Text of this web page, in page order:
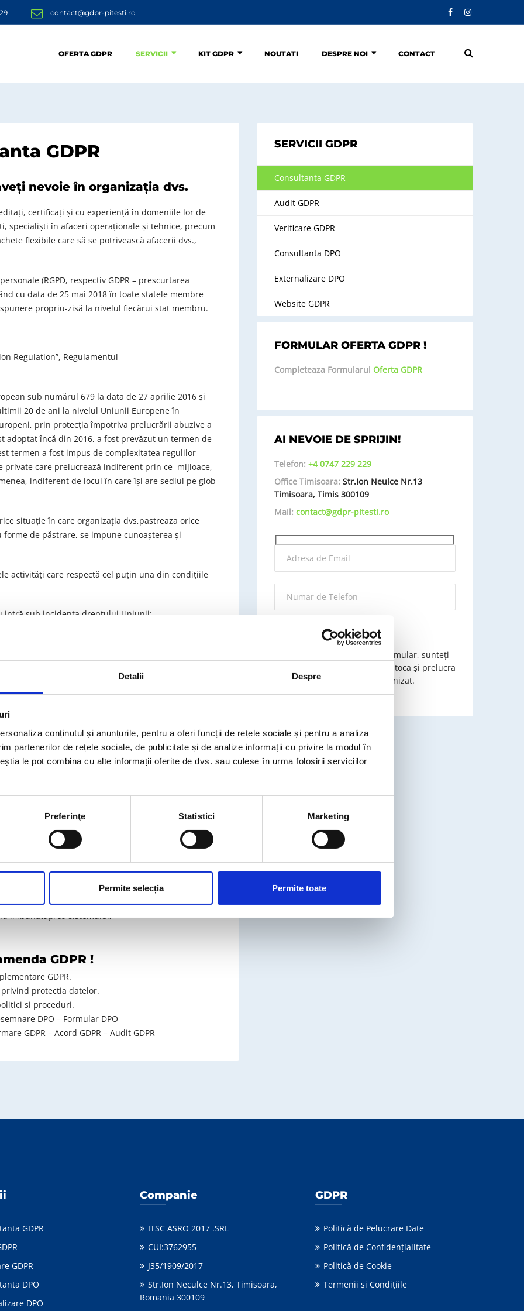
Detalii Despre
conținutul și anunțurile, pentru a oferi funcții de rețele sociale și pentru a analiza
partenerilor de rețele sociale, de publicitate și de analize informații cu privire la modul în
le pot combina cu alte informații oferite de dvs. sau culese în urma folosirii serviciilor
Preferinţe Statistici Marketing
Permite selecția Permite toate
contact@gdpr-pitesti.ro
OFERTA GDPR SERVICII KIT GDPR NOUTATI DESPRE NOI CONTACT
GDPR
nevoie în organizația dvs.
certificați și cu experiență în domeniile lor de
specialiști în afaceri operaționale și tehnice, precum
flexibile care să se potrivească afacerii dvs.,
(RGPD, respectiv GDPR – prescurtarea
cu data de 25 mai 2018 în toate statele membre
propriu-zisă la nivelul fiecărui stat membru.
Regulation”, Regulamentul
sub numărul 679 la data de 27 aprilie 2016 şi
20 de ani la nivelul Uniunii Europene în
prin protecţia împotriva prelucrării abuzive a
adoptat încă din 2016, a fost prevăzut un termen de
termen a fost impus de complexitatea regulilor
care prelucrează indiferent prin ce mijloace,
indiferent de locul în care îşi are sediul pe glob
situaţie în care organizaţia dvs,pastreaza orice
de păstrare, se impune cunoaşterea şi
activităţi care respectă cel puţin una din condiţiile
intră sub incidenţa dreptului Uniunii;
unor activităţi strict personale sau domestice;
domeniul siguranţei publice sau executării
de noi
sarcini pentru dumneavoastră:
desemnare – instruire;
– cartografiere date;
informatic şi riscuri asociate;
de funcţionare după incidente majore;
recuperare şi revenire după incidente majore;
de control ai sistemului;
îmbunătăţirea sistemului;
GDPR !
GDPR.
protectia datelor.
si proceduri.
DPO – Formular DPO
GDPR – Acord GDPR – Audit GDPR
SERVICII GDPR
Consultanta GDPR
Audit GDPR
Verificare GDPR
Consultanta DPO
Externalizare DPO
Website GDPR
FORMULAR OFERTA GDPR !
Completeaza Formularul Oferta GDPR
AI NEVOIE DE SPRIJIN!
Telefon: +4 0747 229 229
Office Timisoara: Str.Ion Neulce Nr.13
Timisoara, Timis 300109
Mail: contact@gdpr-pitesti.ro
Prin trimiterea acestui formular, sunteți
de acord că putem colecta, stoca și prelucra
datele dvs. pe care le-ați furnizat.
GDPR
GDPR
DPO
DPO
Companie
ITSC ASRO 2017 .SRL
CUI:3762955
J35/1909/2017
Str.Ion Neculce Nr.13, Timisoara,
Romania 300109
GDPR
Politică de Pelucrare Date
Politică de Confidențialitate
Politică de Cookie
Termenii şi Condiţiile